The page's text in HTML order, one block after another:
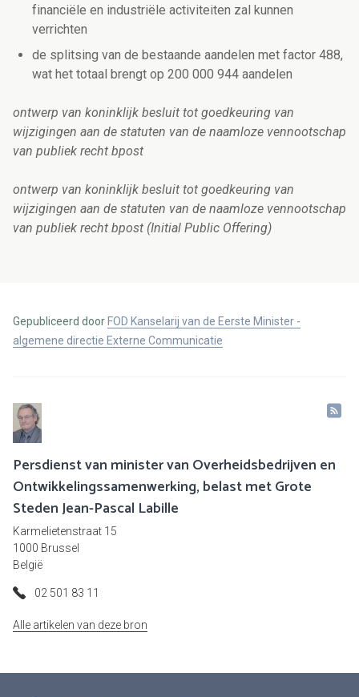
financiële en industriële activiteiten zal kunnen
verrichten
de splitsing van de bestaande aandelen met factor 488,
wat het totaal brengt op 200 000 944 aandelen
ontwerp van koninklijk besluit tot goedkeuring van
wijzigingen aan de statuten van de naamloze vennootschap
van publiek recht bpost
ontwerp van koninklijk besluit tot goedkeuring van
wijzigingen aan de statuten van de naamloze vennootschap
van publiek recht bpost (Initial Public Offering)
Gepubliceerd door FOD Kanselarij van de Eerste Minister -
algemene directie Externe Communicatie
Persdienst van minister van Overheidsbedrijven en
Ontwikkelingssamenwerking, belast met Grote
Steden Jean-Pascal Labille
Karmelietenstraat 15
1000 Brussel
België
02 501 83 11
Alle artikelen van deze bron